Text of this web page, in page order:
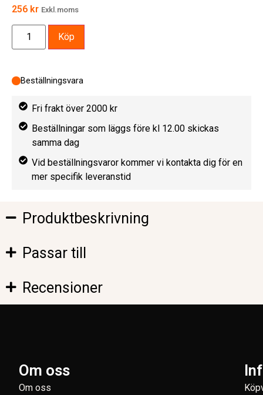
256 kr Exkl.moms
Beställningsvara
Köp
Fri frakt över 2000 kr
Beställningar som läggs före kl 12.00 skickas
samma dag
Vid beställningsvaror kommer vi kontakta dig för en
mer specifik leveranstid
Produktbeskrivning
Passar till
Recensioner
Om oss
Om oss